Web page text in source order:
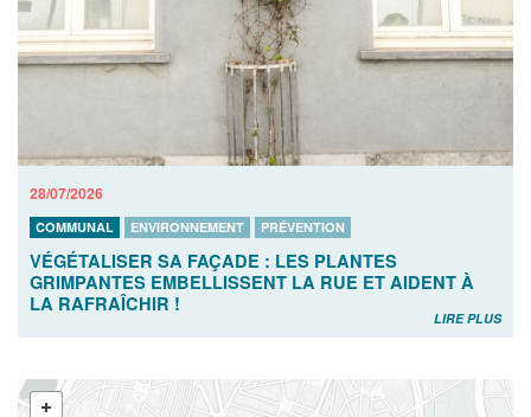
28/07/2026
COMMUNAL ENVIRONNEMENT PRÉVENTION
VÉGÉTALISER SA FAÇADE : LES PLANTES
GRIMPANTES EMBELLISSENT LA RUE ET AIDENT À
LA RAFRAÎCHIR !
LIRE PLUS